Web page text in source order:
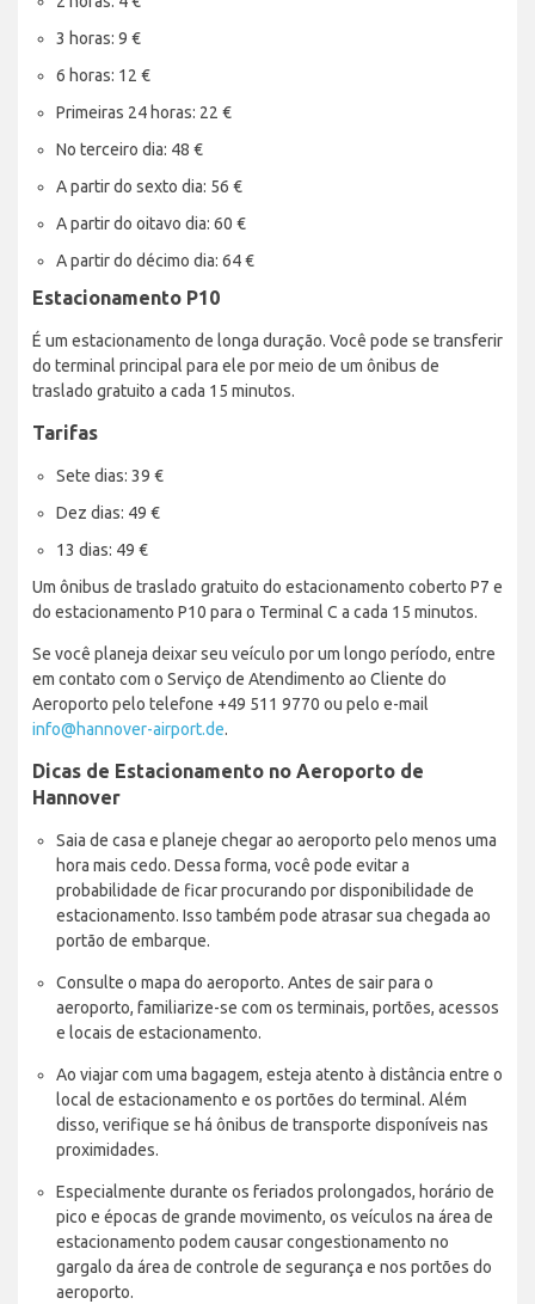
3 horas: 9 €
6 horas: 12 €
Primeiras 24 horas: 22 €
No terceiro dia: 48 €
A partir do sexto dia: 56 €
A partir do oitavo dia: 60 €
A partir do décimo dia: 64 €
Estacionamento P10
É um estacionamento de longa duração. Você pode se transferir
do terminal principal para ele por meio de um ônibus de
traslado gratuito a cada 15 minutos.
Tarifas
Sete dias: 39 €
Dez dias: 49 €
13 dias: 49 €
Um ônibus de traslado gratuito do estacionamento coberto P7 e
do estacionamento P10 para o Terminal C a cada 15 minutos.
Se você planeja deixar seu veículo por um longo período, entre
em contato com o Serviço de Atendimento ao Cliente do
Aeroporto pelo telefone +49 511 9770 ou pelo e-mail
info@hannover-airport.de.
Dicas de Estacionamento no Aeroporto de
Hannover
Saia de casa e planeje chegar ao aeroporto pelo menos uma
hora mais cedo. Dessa forma, você pode evitar a
probabilidade de ficar procurando por disponibilidade de
estacionamento. Isso também pode atrasar sua chegada ao
portão de embarque.
Consulte o mapa do aeroporto. Antes de sair para o
aeroporto, familiarize-se com os terminais, portões, acessos
e locais de estacionamento.
Ao viajar com uma bagagem, esteja atento à distância entre o
local de estacionamento e os portões do terminal. Além
disso, verifique se há ônibus de transporte disponíveis nas
proximidades.
Especialmente durante os feriados prolongados, horário de
pico e épocas de grande movimento, os veículos na área de
estacionamento podem causar congestionamento no
gargalo da área de controle de segurança e nos portões do
aeroporto.